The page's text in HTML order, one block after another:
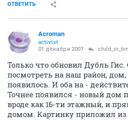
ОТВЕТИТЬ
Acroman
activist
01 декабря 2007
Только что обновил Дубль
посмотреть на наш район,
появилось. И оба на -
Точнее появился - новый дом
вроде как 16-ти этажный, и
домом. Картинку приложил из